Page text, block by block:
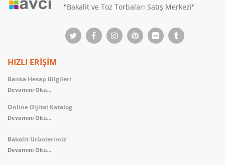
"Bakalit ve Toz Torbaları Satış Merkezi"
HIZLI ERİŞİM
Banka Hesap Bilgileri
Devamını Oku...
Online Dijital Katalog
Devamını Oku...
Bakalit Ürünlerimiz
Devamını Oku...